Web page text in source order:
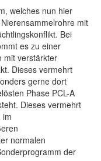
welches nun hier
mit
Bei
es zu einer
mit verstärkter
Dieses vermehrt
gerne dort
Phase PCL-A
Dieses vermehrt
im
normalen
der